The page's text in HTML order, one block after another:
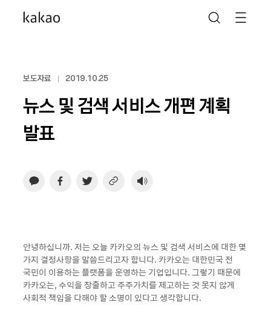
보도자료 2019.10.25
뉴스 및 검색 서비스 개편 계획
발표
안녕하십니까. 저는 오늘 카카오의 뉴스 및 검색 서비스에 대한 몇
가지 결정사항을 말씀드리고자 합니다. 카카오는 대한민국 전
국민이 이용하는 플랫폼을 운영하는 기업입니다. 그렇기 때문에
카카오는, 수익을 창출하고 주주가치를 제고하는 것 못지 않게
사회적 책임을 다해야 할 소명이 있다고 생각합니다.